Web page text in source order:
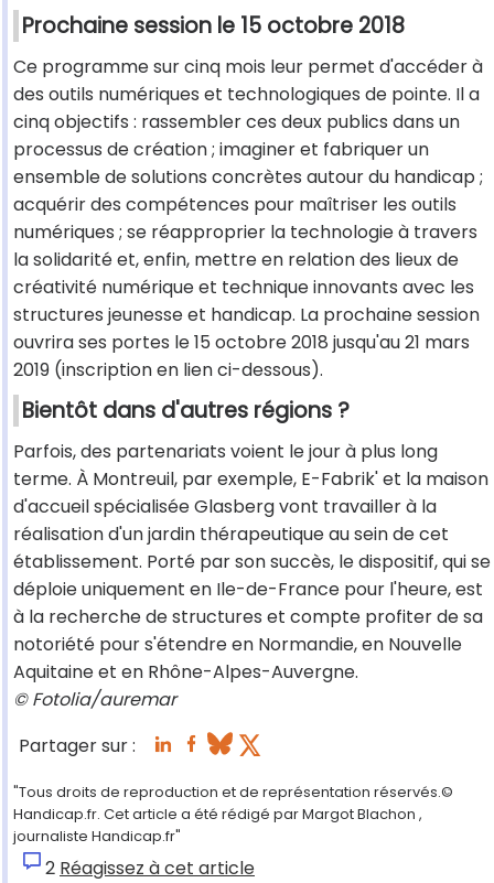
Prochaine session le 15 octobre 2018
Ce programme sur cinq mois leur permet d'accéder à
des outils numériques et technologiques de pointe. Il a
cinq objectifs : rassembler ces deux publics dans un
processus de création ; imaginer et fabriquer un
ensemble de solutions concrètes autour du handicap ;
acquérir des compétences pour maîtriser les outils
numériques ; se réapproprier la technologie à travers
la solidarité et, enfin, mettre en relation des lieux de
créativité numérique et technique innovants avec les
structures jeunesse et handicap. La prochaine session
ouvrira ses portes le 15 octobre 2018 jusqu'au 21 mars
2019 (inscription en lien ci-dessous).
Bientôt dans d'autres régions ?
Parfois, des partenariats voient le jour à plus long
terme. À Montreuil, par exemple, E-Fabrik' et la maison
d'accueil spécialisée Glasberg vont travailler à la
réalisation d'un jardin thérapeutique au sein de cet
établissement. Porté par son succès, le dispositif, qui se
déploie uniquement en Ile-de-France pour l'heure, est
à la recherche de structures et compte profiter de sa
notoriété pour s'étendre en Normandie, en Nouvelle
Aquitaine et en Rhône-Alpes-Auvergne.
© Fotolia/auremar
Partager sur :
"Tous droits de reproduction et de représentation réservés.©
Handicap.fr. Cet article a été rédigé par Margot Blachon ,
journaliste Handicap.fr"
2 Réagissez à cet article